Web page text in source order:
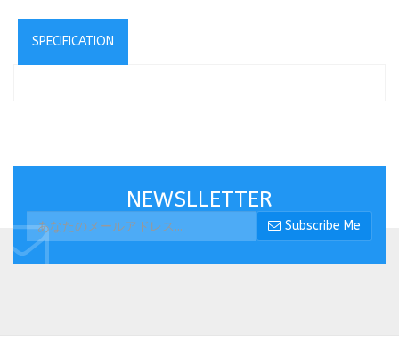
SPECIFICATION
NEWSLLETTER
Subscribe Me